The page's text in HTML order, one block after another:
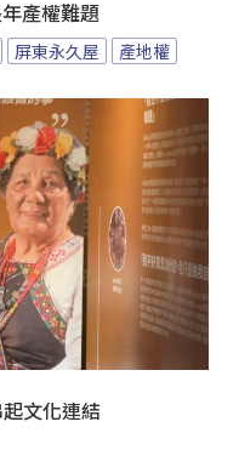
產權難題
屏東永久屋 產地權
文化連結